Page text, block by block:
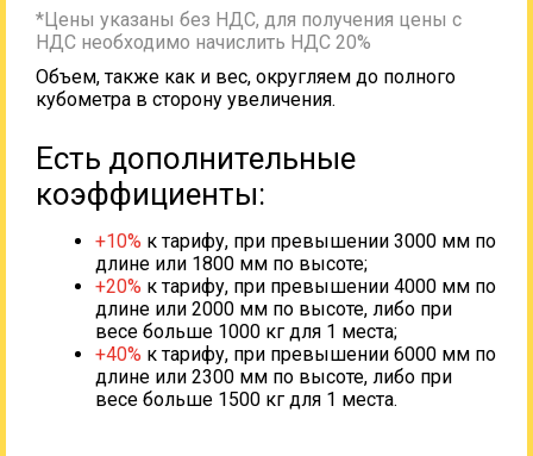
*Цены указаны без НДС, для получения цены с
НДС необходимо начислить НДС 20%
Объем, также как и вес, округляем до полного
кубометра в сторону увеличения.
Есть дополнительные
коэффициенты:
+10% к тарифу, при превышении 3000 мм по
длине или 1800 мм по высоте;
+20% к тарифу, при превышении 4000 мм по
длине или 2000 мм по высоте, либо при
весе больше 1000 кг для 1 места;
+40% к тарифу, при превышении 6000 мм по
длине или 2300 мм по высоте, либо при
весе больше 1500 кг для 1 места.